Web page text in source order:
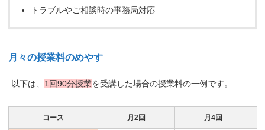
トラブルやご相談時の事務局対応
月々の授業料のめやす
以下は、 1回90分授業を受講した場合の授業料の一例です。
コース 月2回 月4回